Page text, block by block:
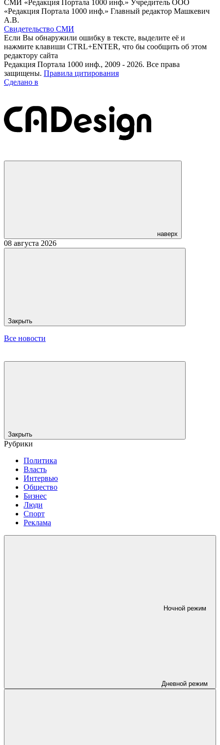
СМИ «Редакция Портала 1000 инф.» Учредитель ООО
«Редакция Портала 1000 инф.» Главный редактор Машкевич
А.В.
Свидетельство СМИ
Если Вы обнаружили ошибку в тексте, выделите её и
нажмите клавиши CTRL+ENTER, что бы сообщить об этом
редактору сайта
Редакция Портала 1000 инф., 2009 - 2026. Все права
защищены. Правила цитирования
Сделано в
наверх
08 августа 2026
Закрыть
Все новости
Закрыть
Рубрики
Политика
Власть
Интервью
Общество
Бизнес
Люди
Спорт
Реклама
Ночной режим
Дневной режим